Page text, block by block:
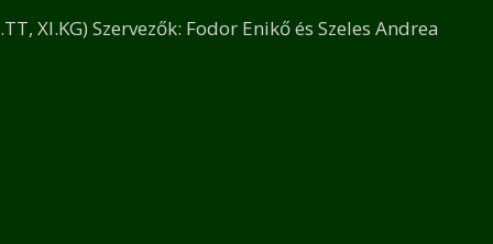
XI.KG) Szervezők: Fodor Enikő és Szeles Andrea